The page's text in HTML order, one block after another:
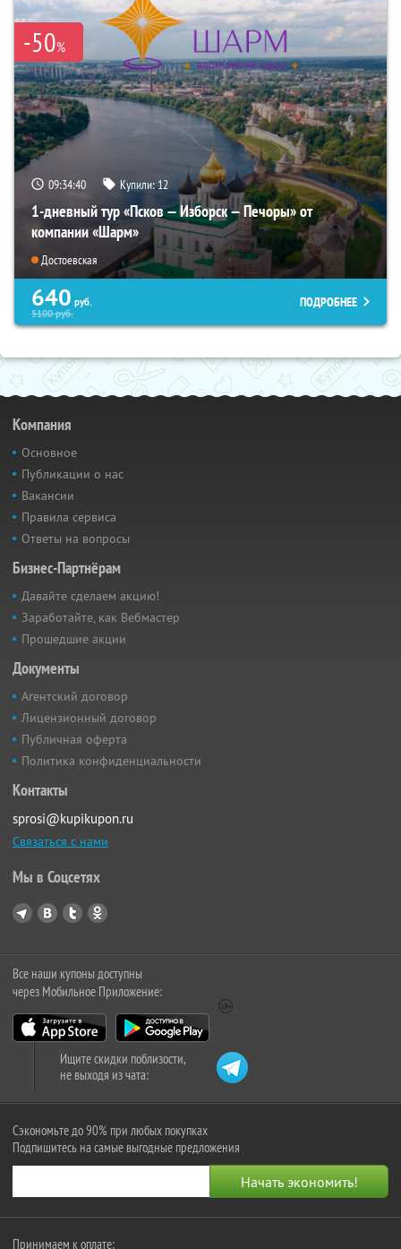
-50%
09:34:39 Купили:12
1-дневный тур «Псков — Изборск — Печоры» от
компании «Шарм»
Достоевская
640 руб.
5100руб.
ПОДРОБНЕЕ
Компания
Основное
Публикации о нас
Вакансии
Правила сервиса
Ответы на вопросы
Бизнес-Партнёрам
Давайте сделаем акцию!
Заработайте, как Вебмастер
Прошедшие акции
Документы
Агентский договор
Лицензионный договор
Публичная оферта
Политика конфиденциальности
Контакты
sprosi@kupikupon.ru
Связаться с нами
Мы в Соцсетях
Все наши купоны доступны
через Мобильное Приложение:
Ищите скидки поблизости,
не выходя из чата:
Сэкономьте до 90% при любых покупках
Подпишитесь на самые выгодные предложения
Принимаем к оплате: